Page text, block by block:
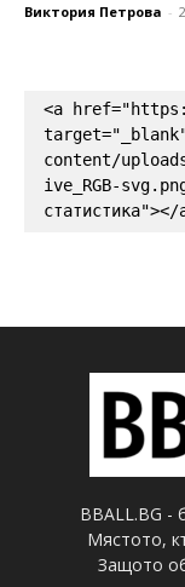
Виктория Петрова -
<a
content/
ive_RGB-
статистика"></
BBALL.BG -
Мястото,
Защото